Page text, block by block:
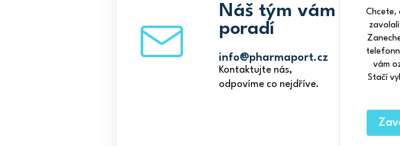
Náš tým vám
poradí
info@pharmaport.cz
Kontaktujte nás,
odpovíme co nejdříve.
Chcete,
vám
Stačí